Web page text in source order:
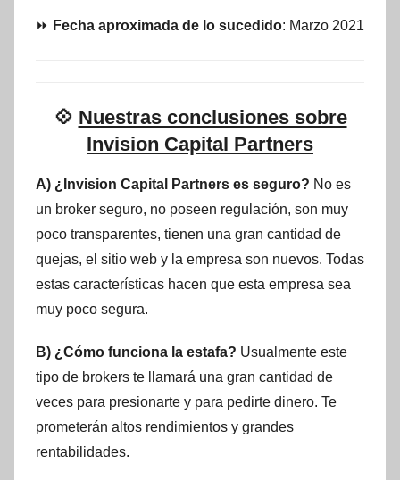
⏩ Fecha aproximada de lo sucedido: Marzo 2021
💠 Nuestras conclusiones sobre
Invision Capital Partners
A) ¿Invision Capital Partners es seguro? No es
un broker seguro, no poseen regulación, son muy
poco transparentes, tienen una gran cantidad de
quejas, el sitio web y la empresa son nuevos. Todas
estas características hacen que esta empresa sea
muy poco segura.
B) ¿Cómo funciona la estafa? Usualmente este
tipo de brokers te llamará una gran cantidad de
veces para presionarte y para pedirte dinero. Te
prometerán altos rendimientos y grandes
rentabilidades.